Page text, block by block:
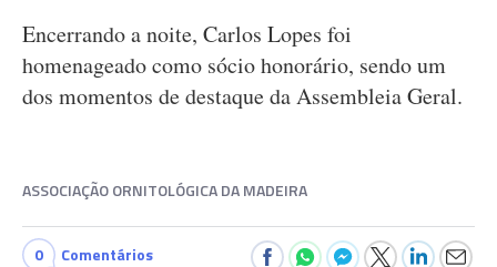
Encerrando a noite, Carlos Lopes foi
homenageado como sócio honorário, sendo um
dos momentos de destaque da Assembleia Geral.
ASSOCIAÇÃO ORNITOLÓGICA DA MADEIRA
0 Comentários